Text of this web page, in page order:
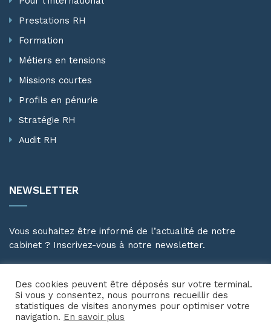
Prestations RH
Formation
Métiers en tensions
Missions courtes
Profils en pénurie
Stratégie RH
Audit RH
NEWSLETTER
Vous souhaitez être informé de l’actualité de notre
cabinet ? Inscrivez-vous à notre newsletter.
Des cookies peuvent être déposés sur votre terminal.
Si vous y consentez, nous pourrons recueillir des
statistiques de visites anonymes pour optimiser votre
navigation. En savoir plus